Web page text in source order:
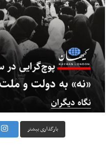
بارگذاری بیشتر